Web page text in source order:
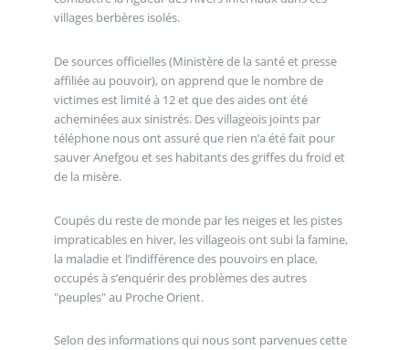
villages berbères isolés.
De sources officielles (Ministère de la santé et presse
affiliée au pouvoir), on apprend que le nombre de
victimes est limité à 12 et que des aides ont été
acheminées aux sinistrés. Des villageois joints par
téléphone nous ont assuré que rien n’a été fait pour
sauver Anefgou et ses habitants des griffes du froid et
de la misère.
Coupés du reste de monde par les neiges et les pistes
impraticables en hiver, les villageois ont subi la famine,
la maladie et l’indifférence des pouvoirs en place,
occupés à s’enquérir des problèmes des autres
"peuples" au Proche Orient.
Selon des informations qui nous sont parvenues cette